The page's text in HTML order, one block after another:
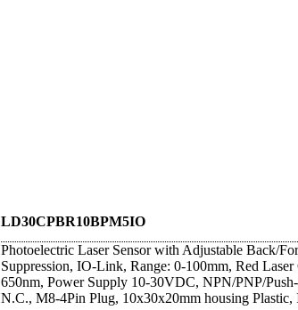
LD30CPBR10BPM5IO
Photoelectric Laser Sensor with Adjustable Back/
Suppression, IO-Link, Range: 0-100mm, Red Laser
650nm, Power Supply 10-30VDC, NPN/PNP/
N.C., M8-4Pin Plug, 10x30x20mm housing Plastic,